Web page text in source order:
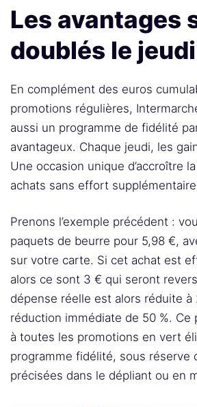
Les avantages
doublés le
En complément des euros
promotions régulières,
aussi un programme de fidélité
avantageux. Chaque jeudi, les
Une occasion unique d’accroître
achats sans effort
Prenons l’exemple précédent :
paquets de beurre pour 5,98 €,
sur votre carte. Si cet achat est
alors ce sont 3 € qui seront
dépense réelle est alors réduite
réduction immédiate de 50 %. Ce
à toutes les promotions en vert
programme fidélité, sous réserve
précisées dans le dépliant ou en